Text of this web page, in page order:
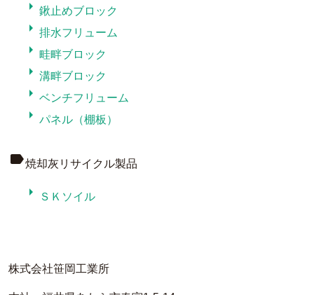
arrow_right 鍬止めブロック
arrow_right 排水フリューム
arrow_right 畦畔ブロック
arrow_right 溝畔ブロック
arrow_right ベンチフリューム
arrow_right パネル（棚板）
label焼却灰リサイクル製品
arrow_right ＳＫソイル
株式会社笹岡工業所